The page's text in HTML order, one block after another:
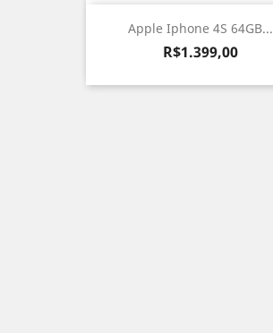
Apple Iphone 4S 64GB...
Preço
R$1.399,00